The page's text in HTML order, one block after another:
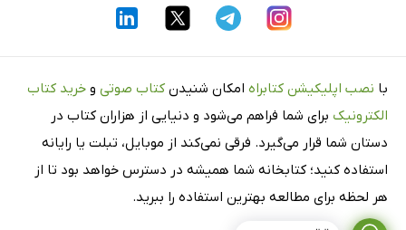
با نصب اپلیکیشن کتابراه امکان شنیدن کتاب صوتی و خرید کتاب
الکترونیک برای شما فراهم می‌شود و دنیایی از هزاران کتاب در
دستان شما قرار می‌گیرد. فرقی نمی‌کند از موبایل، تبلت یا رایانه
استفاده کنید؛ کتابخانه شما همیشه در دسترس خواهد بود تا از
هر لحظه برای مطالعه بهترین استفاده را ببرید.